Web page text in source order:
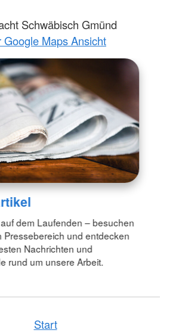
Schwäbisch Gmünd
Google Maps Ansicht
dem Laufenden – besuchen
Pressebereich und entdecken
Nachrichten und
rund um unsere Arbeit.
Start